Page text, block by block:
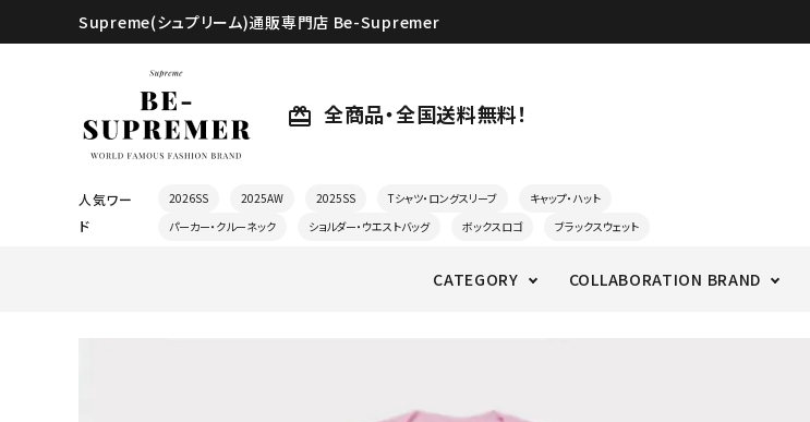
Supreme(シュプリーム)通販専門店 Be-Supremer
card_giftcard 全商品・全国送料無料！
人気ワー
ド
2026SS 2025AW 2025SS Tシャツ・ロングスリーブ
キャップ・ハット
パーカー・クルーネック
ショルダー・ウエストバッグ ボックスロゴ ブラックスウェット
CATEGORY COLLABORATION BRAND